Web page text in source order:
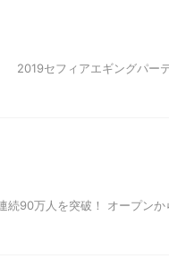
2019セフィアエギングパー
90万人を突破！ オープンか